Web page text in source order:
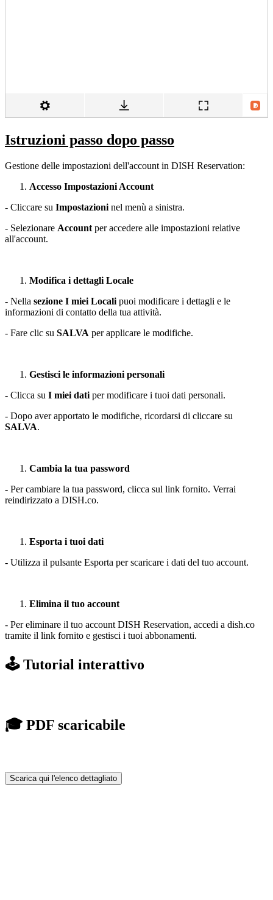
Istruzioni passo dopo passo
Gestione delle impostazioni dell'account in DISH Reservation:
Accesso Impostazioni Account
- Cliccare su Impostazioni nel menù a sinistra.
- Selezionare Account per accedere alle impostazioni relative
all'account.
Modifica i dettagli Locale
- Nella sezione I miei Locali puoi modificare i dettagli e le
informazioni di contatto della tua attività.
- Fare clic su SALVA per applicare le modifiche.
Gestisci le informazioni personali
- Clicca su I miei dati per modificare i tuoi dati personali.
- Dopo aver apportato le modifiche, ricordarsi di cliccare su
SALVA.
Cambia la tua password
- Per cambiare la tua password, clicca sul link fornito. Verrai
reindirizzato a DISH.co.
Esporta i tuoi dati
- Utilizza il pulsante Esporta per scaricare i dati del tuo account.
Elimina il tuo account
- Per eliminare il tuo account DISH Reservation, accedi a dish.co
tramite il link fornito e gestisci i tuoi abbonamenti.
🕹️ Tutorial interattivo
🎓 PDF scaricabile
Scarica qui l'elenco dettagliato